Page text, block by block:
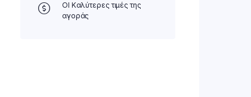
ΟΙ Καλύτερες τιμές της
αγοράς